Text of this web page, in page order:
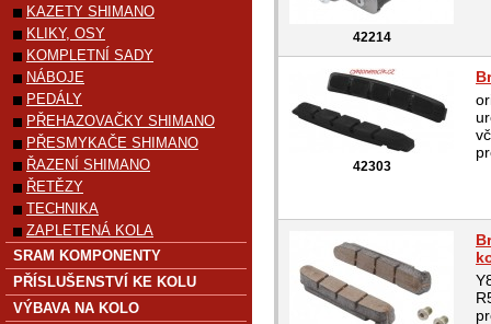
42214
42303
KAZETY SHIMANO
KLIKY, OSY
KOMPLETNÍ SADY
NÁBOJE
PEDÁLY
PŘEHAZOVAČKY SHIMANO
PŘESMYKAČE SHIMANO
ŘAZENÍ SHIMANO
ŘETĚZY
TECHNIKA
ZAPLETENÁ KOLA
SRAM KOMPONENTY
PŘÍSLUŠENSTVÍ KE KOLU
VÝBAVA NA KOLO